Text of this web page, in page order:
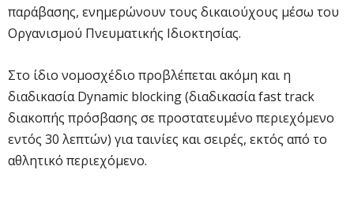
παράβασης, ενημερώνουν τους δικαιούχους μέσω του
Οργανισμού Πνευματικής Ιδιοκτησίας.
Στο ίδιο νομοσχέδιο προβλέπεται ακόμη και η
διαδικασία Dynamic blocking (διαδικασία fast track
διακοπής πρόσβασης σε προστατευμένο περιεχόμενο
εντός 30 λεπτών) για ταινίες και σειρές, εκτός από το
αθλητικό περιεχόμενο.